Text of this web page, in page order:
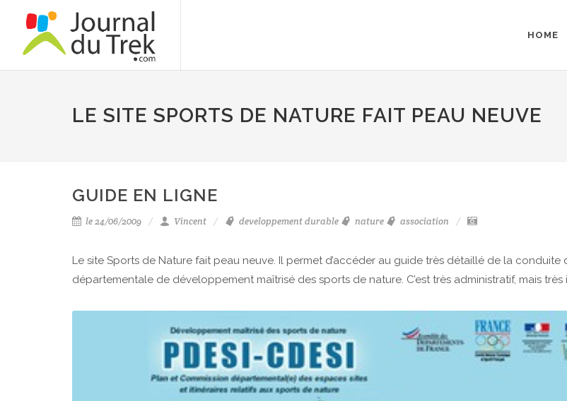
HOME
LE SITE SPORTS DE NATURE FAIT PEAU NEUVE
GUIDE EN LIGNE
le 24/06/2009 Vincent developpement durable nature association
Le site Sports de Nature fait peau neuve. Il permet d’accéder au guide très détaillé de la conduite
départementale de développement maîtrisé des sports de nature. C’est très administratif, mais très